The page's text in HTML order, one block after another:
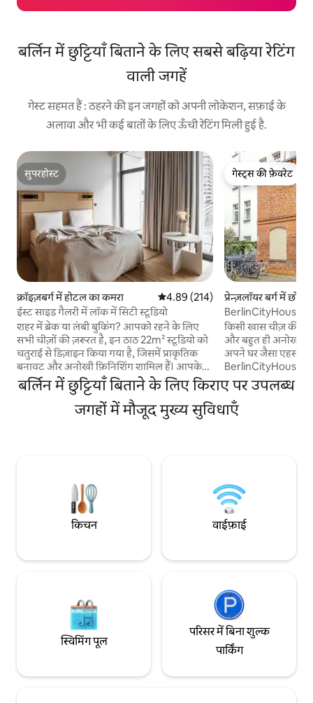
बर्लिन में छुट्टियाँ बिताने के लिए सबसे बढ़िया रेटिंग
वाली जगहें
गेस्ट सहमत हैं : ठहरने की इन जगहों को अपनी लोकेशन, सफ़ाई के
अलावा और भी कई बातों के लिए ऊँची रेटिंग मिली हुई है.
सुपरहोस्ट
सुपरहोस्ट
क्रॉइज़बर्ग में होटल का कमरा औसत रेटिंग 5 में से 4.89, 214 समीक्षाएँ
4.89 (214)
ईस्ट साइड गैलरी में लॉक में सिटी स्टूडियो
शहर में ब्रेक या लंबी बुकिंग? आपको रहने के लिए
सभी चीज़ों की ज़रूरत है, इन ठाठ 22m² स्टूडियो को
चतुराई से डिज़ाइन किया गया है, जिसमें प्राकृतिक
बनावट और अनोखी फ़िनिशिंग शामिल हैं। आपके
पास एक आरामदायक 150 सेमी x 200 सेमी यूके
किंग - साइज़ बेड, काम करने के लिए एक डेस्क,
आसानी से खाना पकाने के लिए एक रसोईघर और
एक आधुनिक बाथरूम होगा। क्या आपके पास लॉन्ड्री
गेस्ट्स की फ़ेवरेट
गेस्ट्स की फ़ेवरेट
प्रेन्ज़लॉयर बर्ग में छोटा
BerlinCityHouse -
टाउनहाउस
किसी खास चीज़ की
और बहुत ही अनोखा!
अपने घर जैसा एहसास
BerlinCityHouse में
आपका निजी छोटा-सा
दशक की एक ऐतिहासिक
सुविधाओं और एक
आनंद लें - सबवे लाइन
#berlincityhouse
बर्लिन में छुट्टियाँ बिताने के लिए किराए पर उपलब्ध
जगहों में मौजूद मुख्य सुविधाएँ
किचन वाईफ़ाई
स्विमिंग पूल
परिसर में बिना शुल्क
पार्किंग